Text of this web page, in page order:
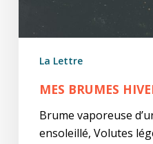
La Lettre
MES BRUMES
Brume vaporeuse
ensoleillé, Volutes